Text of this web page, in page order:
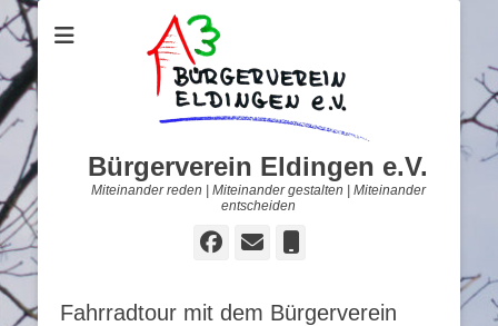
Bürgerverein Eldingen e.V.
Miteinander reden | Miteinander gestalten | Miteinander
entscheiden
Facebook
E-
Fahrradtour mit dem Bürgerverein